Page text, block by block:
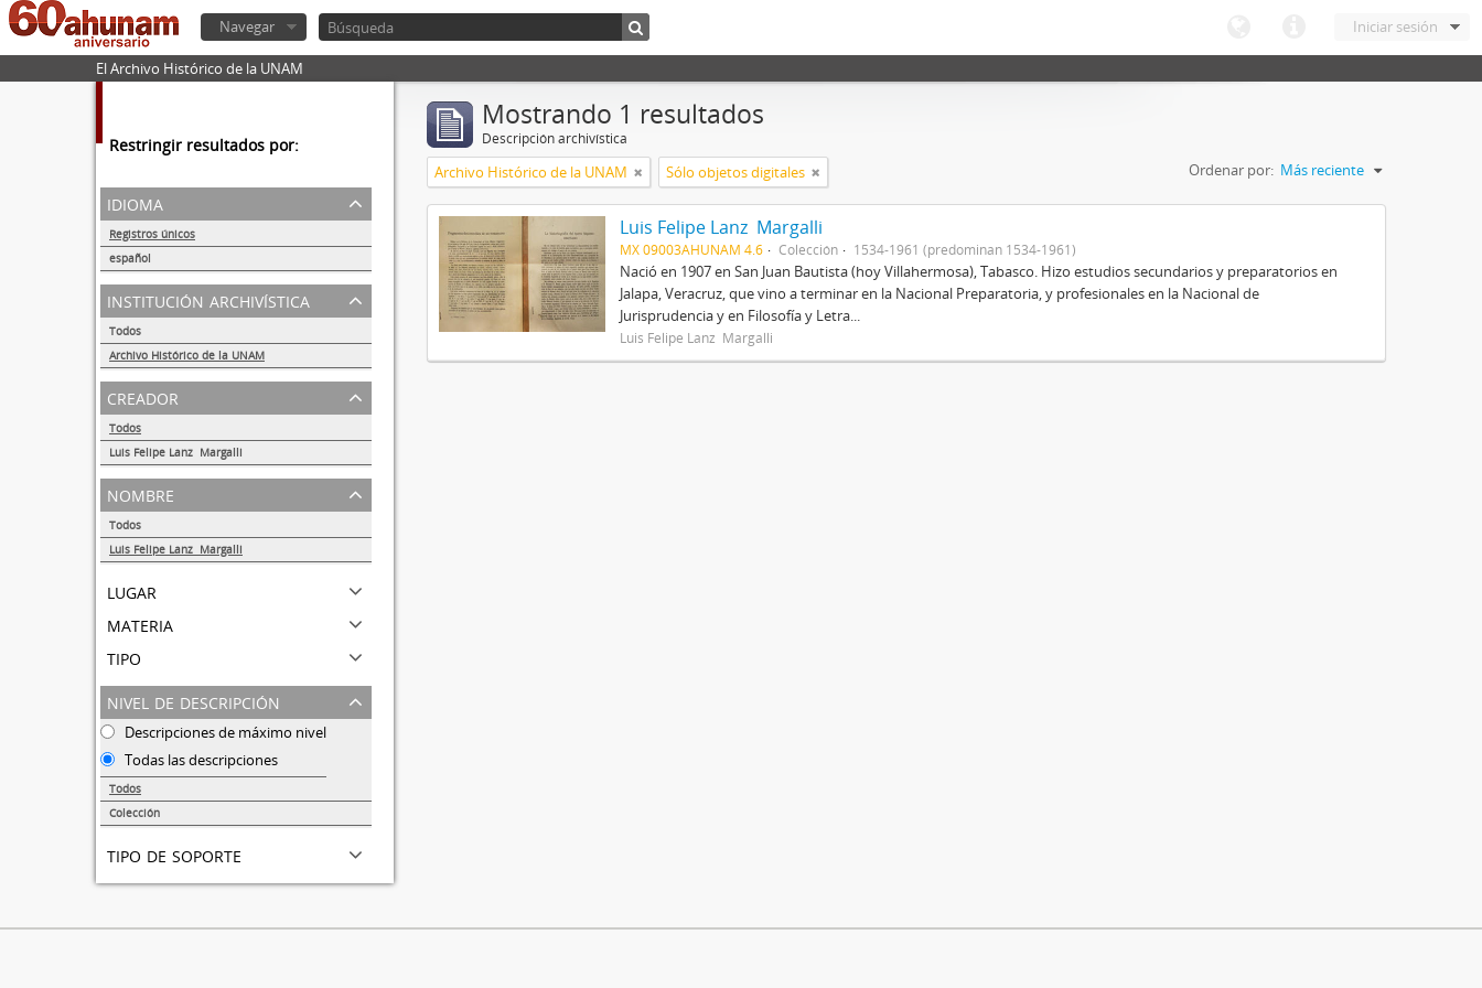
Iniciar sesión
Navegar
El Archivo Histórico de la UNAM
Restringir resultados por:
idioma
Registros únicos
español
1
institución archivística
Todos
Archivo Histórico de la UNAM
1
creador
Todos
Luis Felipe Lanz Margalli
1
nombre
Todos
Luis Felipe Lanz Margalli
lugar
materia
tipo
nivel de descripción
Descripciones de máximo nivel
Todas las descripciones
Todos
Colección
tipo de soporte
Mostrando 1 resultados
Descripción archivística
Archivo Histórico de la UNAM Sólo objetos digitales Ordenar por: Más reciente
Luis Felipe Lanz Margalli
MX 09003AHUNAM 4.6 Colección 1534-1961 (predominan 1534-1961)
Nació en 1907 en San Juan Bautista (hoy Villahermosa), Tabasco. Hizo estudios secundarios y preparatorios en
Jalapa, Veracruz, que vino a terminar en la Nacional Preparatoria, y profesionales en la Nacional de
Jurisprudencia y en Filosofía y Letra...
Luis Felipe Lanz Margalli